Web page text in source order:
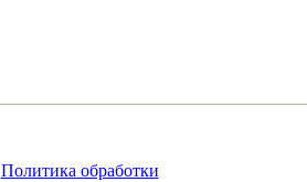
Политика обработки